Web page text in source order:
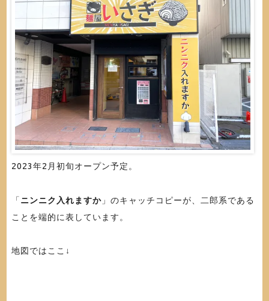
2023年2月初旬オープン予定。
「 ニンニク入れますか」のキャッチコピーが、二郎系である
ことを端的に表しています。
地図ではここ↓